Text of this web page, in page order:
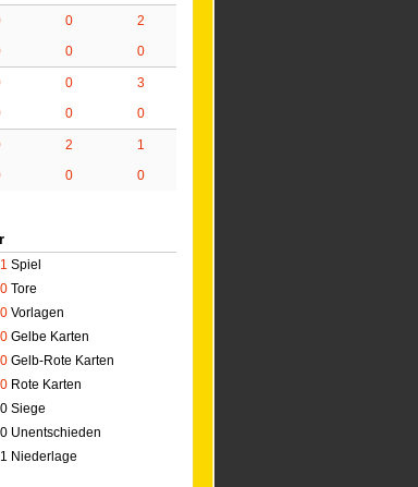
0
2
0 0
0
3
0 0
2
1
0 0
1 Spiel
0Tore
0Vorlagen
0Gelbe Karten
0Gelb-Rote Karten
0Rote Karten
0 Siege
0 Unentschieden
1 Niederlage